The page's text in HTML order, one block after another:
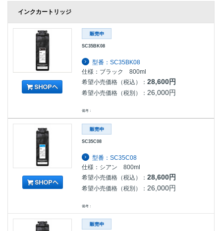
インクカートリッジ
SC35BK08
型番：SC35BK08
仕様：ブラック 800ml
希望小売価格（税込）： 28,600円
希望小売価格（税別）： 26,000円
備考：
SC35C08
型番：SC35C08
仕様：シアン 800ml
希望小売価格（税込）：28,600円
希望小売価格（税別）： 26,000円
備考：